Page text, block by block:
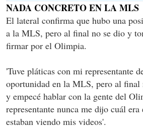
NADA CONCRETO EN LA MLS
El lateral confirma que hubo una
a la MLS, pero al final no se dio y
firmar por el Olimpia.
'Tuve pláticas con mi representante
oportunidad en la MLS, pero al final
y empecé hablar con la gente del
representante nunca me dijo cuál
estaban viendo mis videos'.